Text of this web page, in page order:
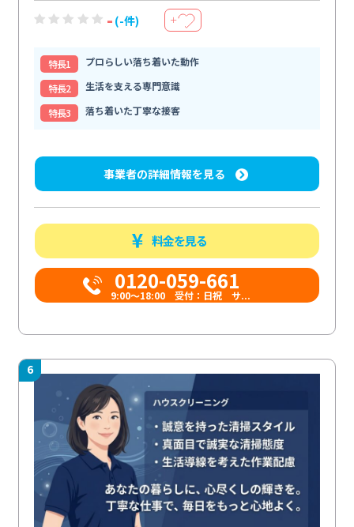
- (-件) ＋
特⻑1
プロらしい落ち着いた動作
特⻑2
生活を支える専門意識
特⻑3
落ち着いた丁寧な接客
事業者の詳細情報を見る
料金を見る
0120-059-661
9:00〜18:00 受付：日祝 サ...
6